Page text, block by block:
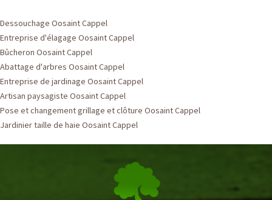
Dessouchage Oosaint Cappel
Entreprise d'élagage Oosaint Cappel
Bûcheron Oosaint Cappel
Abattage d'arbres Oosaint Cappel
Entreprise de jardinage Oosaint Cappel
Artisan paysagiste Oosaint Cappel
Pose et changement grillage et clôture Oosaint Cappel
Jardinier taille de haie Oosaint Cappel